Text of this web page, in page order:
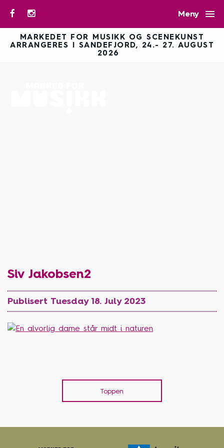
Meny 
MARKEDET FOR MUSIKK OG SCENEKUNST
ARRANGERES I SANDEFJORD, 24.- 27. AUGUST
2026
Siv Jakobsen2
Publisert Tuesday 18. July 2023
Toppen